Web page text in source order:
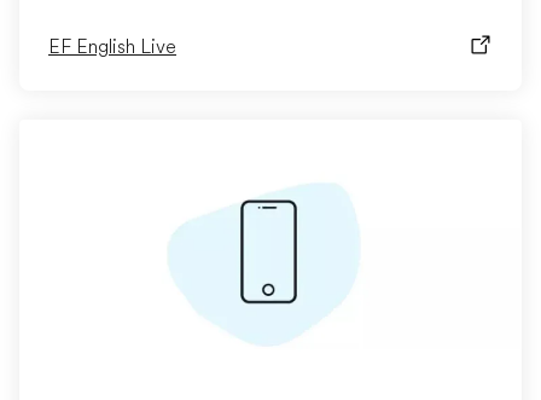
EF English Live